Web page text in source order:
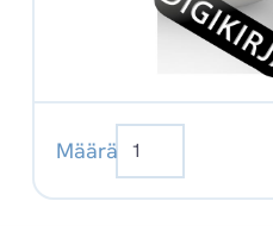
Määrä Sairauspoissaolot
-
Esimiehen